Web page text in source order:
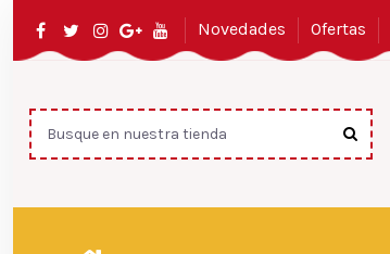
Novedades Ofertas